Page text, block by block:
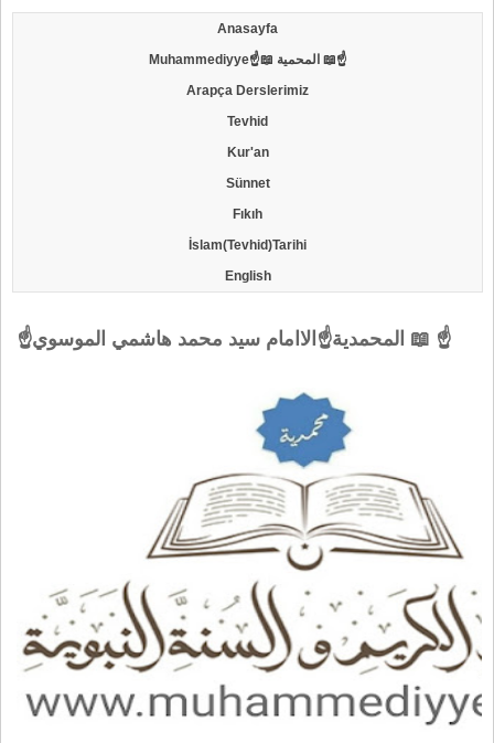
Anasayfa
Muhammediyye☝📖 المحمية 📖☝
Arapça Derslerimiz
Tevhid
Kur'an
Sünnet
Fıkıh
İslam(Tevhid)Tarihi
English
☝المحمدية☝الاامام سيد محمد هاشمي الموسوي 📖 ☝